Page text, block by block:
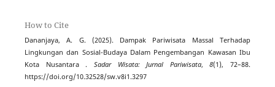
How to Cite
Dananjaya, A. G. (2025). Dampak Pariwisata Massal Terhadap
Lingkungan dan Sosial-Budaya Dalam Pengembangan Kawasan Ibu
Kota Nusantara . Sadar Wisata: Jurnal Pariwisata,8(1), 72–88.
https://doi.org/10.32528/sw.v8i1.3297